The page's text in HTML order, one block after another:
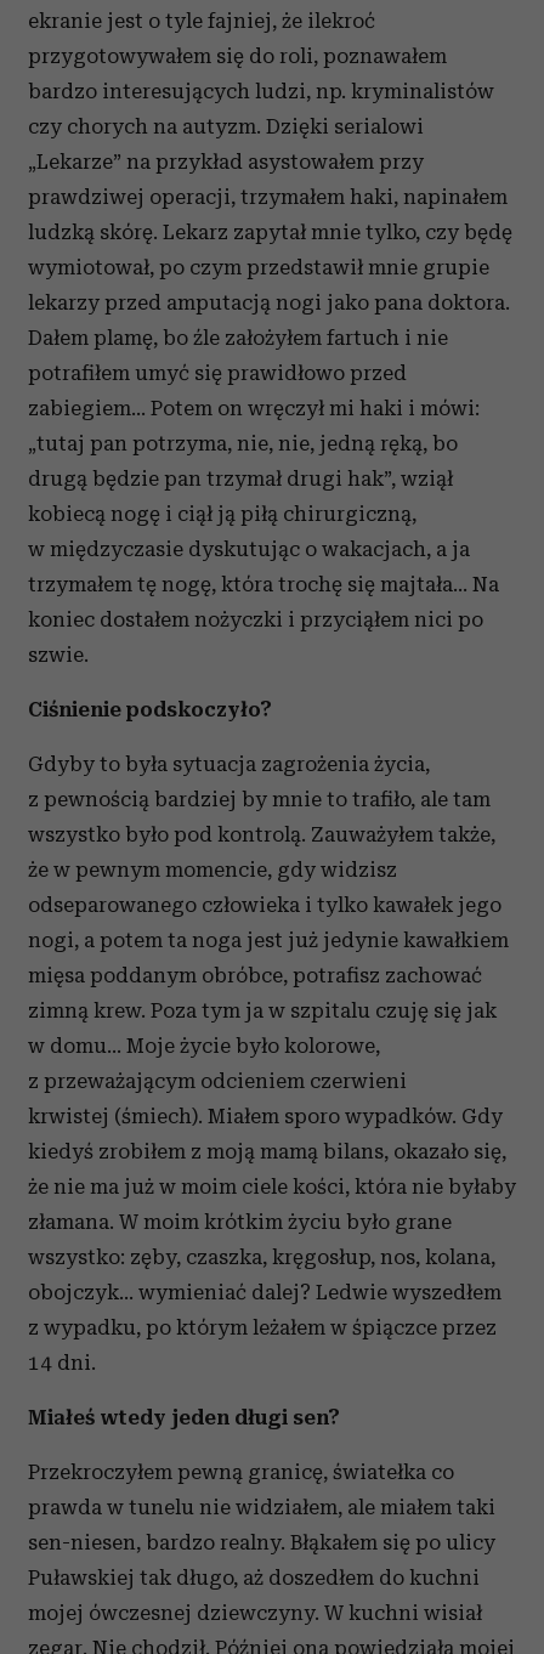
ekranie jest o tyle fajniej, że ilekroć
przygotowywałem się do roli, poznawałem
bardzo interesujących ludzi, np. kryminalistów
czy chorych na autyzm. Dzięki serialowi
„Lekarze” na przykład asystowałem przy
prawdziwej operacji, trzymałem haki, napinałem
ludzką skórę. Lekarz zapytał mnie tylko, czy będę
wymiotował, po czym przedstawił mnie grupie
lekarzy przed amputacją nogi jako pana doktora.
Dałem plamę, bo źle założyłem fartuch i nie
potrafiłem umyć się prawidłowo przed
zabiegiem... Potem on wręczył mi haki i mówi:
„tutaj pan potrzyma, nie, nie, jedną ręką, bo
drugą będzie pan trzymał drugi hak”, wziął
kobiecą nogę i ciął ją piłą chirurgiczną,
w międzyczasie dyskutując o wakacjach, a ja
trzymałem tę nogę, która trochę się majtała... Na
koniec dostałem nożyczki i przyciąłem nici po
szwie.
Ciśnienie podskoczyło?
Gdyby to była sytuacja zagrożenia życia,
z pewnością bardziej by mnie to trafiło, ale tam
wszystko było pod kontrolą. Zauważyłem także,
że w pewnym momencie, gdy widzisz
odseparowanego człowieka i tylko kawałek jego
nogi, a potem ta noga jest już jedynie kawałkiem
mięsa poddanym obróbce, potrafisz zachować
zimną krew. Poza tym ja w szpitalu czuję się jak
w domu... Moje życie było kolorowe,
z przeważającym odcieniem czerwieni
krwistej (śmiech). Miałem sporo wypadków. Gdy
kiedyś zrobiłem z moją mamą bilans, okazało się,
że nie ma już w moim ciele kości, która nie byłaby
złamana. W moim krótkim życiu było grane
wszystko: zęby, czaszka, kręgosłup, nos, kolana,
obojczyk… wymieniać dalej? Ledwie wyszedłem
z wypadku, po którym leżałem w śpiączce przez
14 dni.
Miałeś wtedy jeden długi sen?
Przekroczyłem pewną granicę, światełka co
prawda w tunelu nie widziałem, ale miałem taki
sen-niesen, bardzo realny. Błąkałem się po ulicy
Puławskiej tak długo, aż doszedłem do kuchni
mojej ówczesnej dziewczyny. W kuchni wisiał
zegar. Nie chodził. Później ona powiedziała mojej